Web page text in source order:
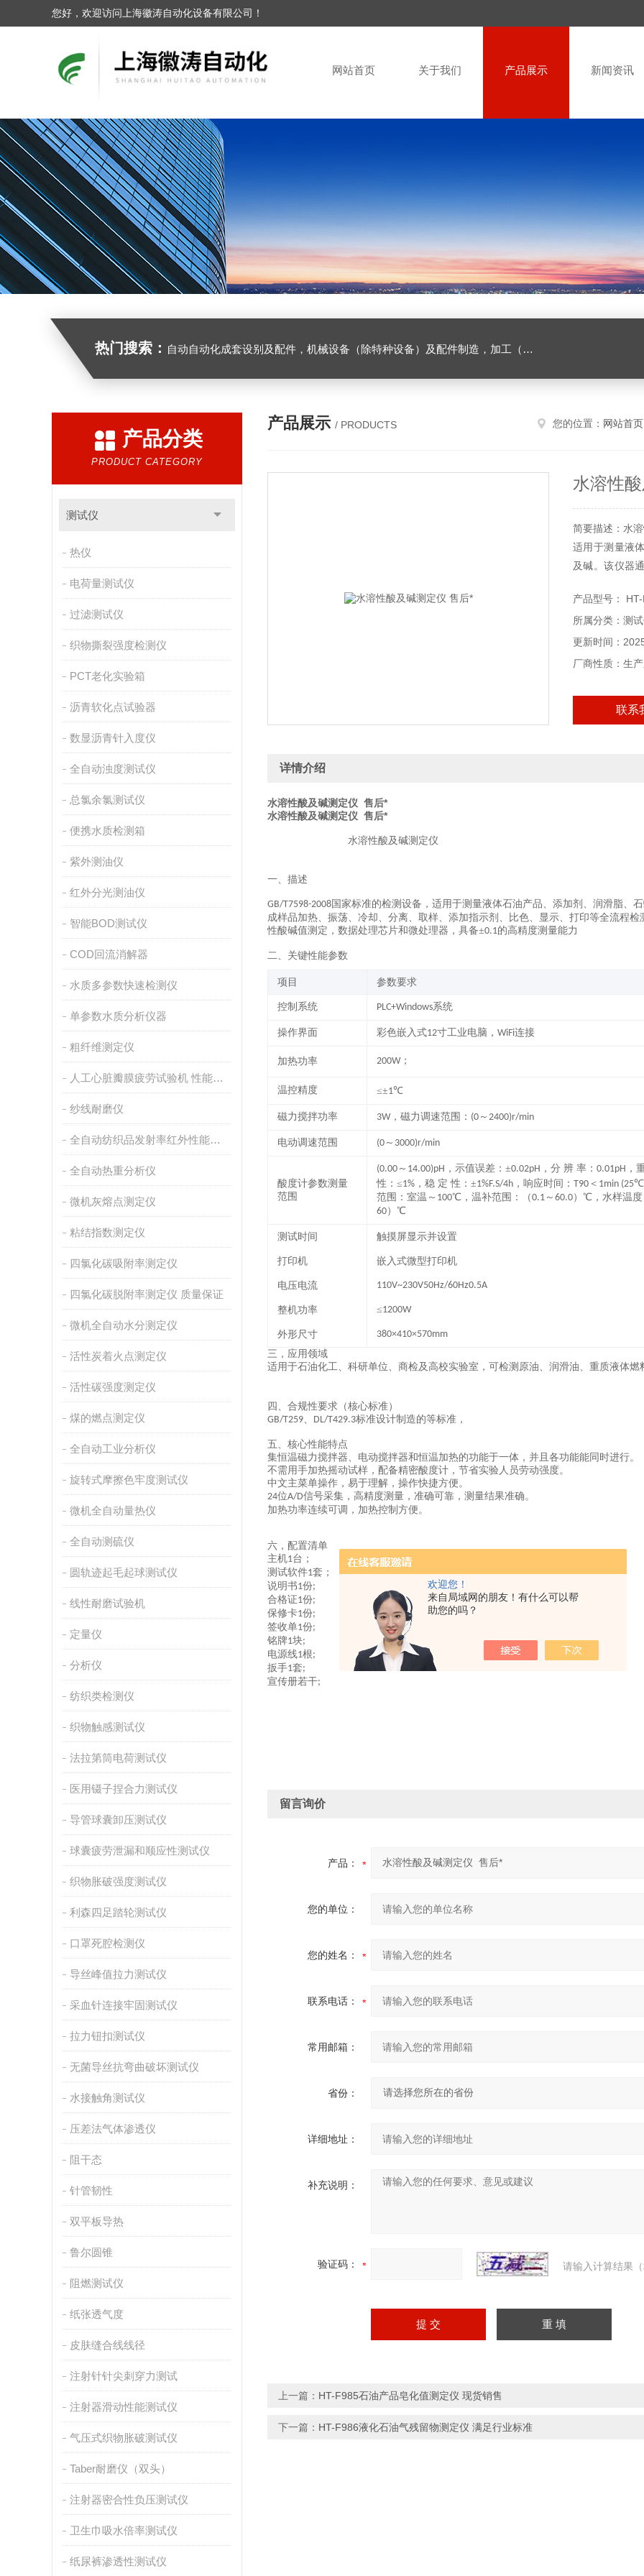
欢迎您！
来自局域网的朋友！有什么可以帮
助您的吗？
您好，欢迎访问上海徽涛自动化设备有限公司！
网站首页 关于我们 产品展示 新闻资讯
热门搜索： 自动自动化成套设别及配件，机械设备（除特种设备）及配件制造，加工（以上限分支机构经营），设计，批发，零售，模具，五金制品，工具加工（限分支机构经营），设计，批发，零售。五金交电，金属材料，金属制品，不锈钢制品，建筑材料，钢材，橡塑制品，环保设备，润滑剂，汽车配件，摩托车配件的批发，零售。（企业经营涉及行政许可的，凭许可证件经营）化成套设别及配件，机械设备（除特种设备）及配件制造，加工（以上限分支机构经营），设计，批发，零售，模具，五金制品，工具加工（限分支机构经营），设计，批发，零售。五金交电，金属材料，金属制品，不锈钢制品，建筑材料，钢材，橡塑制品，环保设备，润滑剂，汽车配件，摩托车配件的批发，零售。（企业经营涉及行政许可的，凭许可证件经营）
产品分类
PRODUCT CATEGORY
测试仪
热仪
电荷量测试仪
过滤测试仪
织物撕裂强度检测仪
PCT老化实验箱
沥青软化点试验器
数显沥青针入度仪
全自动浊度测试仪
总氯余氯测试仪
便携水质检测箱
紫外测油仪
红外分光测油仪
智能BOD测试仪
COD回流消解器
水质多参数快速检测仪
单参数水质分析仪器
粗纤维测定仪
人工心脏瓣膜疲劳试验机 性能稳定
纱线耐磨仪
全自动纺织品发射率红外性能分析
全自动热重分析仪
微机灰熔点测定仪
粘结指数测定仪
四氯化碳吸附率测定仪
四氯化碳脱附率测定仪 质量保证
微机全自动水分测定仪
活性炭着火点测定仪
活性碳强度测定仪
煤的燃点测定仪
全自动工业分析仪
旋转式摩擦色牢度测试仪
微机全自动量热仪
全自动测硫仪
圆轨迹起毛起球测试仪
线性耐磨试验机
定量仪
分析仪
纺织类检测仪
织物触感测试仪
法拉第筒电荷测试仪
医用镊子捏合力测试仪
导管球囊卸压测试仪
球囊疲劳泄漏和顺应性测试仪
织物胀破强度测试仪
利森四足踏轮测试仪
口罩死腔检测仪
导丝峰值拉力测试仪
采血针连接牢固测试仪
拉力钮扣测试仪
无菌导丝抗弯曲破坏测试仪
水接触角测试仪
压差法气体渗透仪
阻干态
针管韧性
双平板导热
鲁尔圆锥
阻燃测试仪
纸张透气度
皮肤缝合线线径
注射针针尖刺穿力测试
注射器滑动性能测试仪
气压式织物胀破测试仪
Taber耐磨仪（双头）
注射器密合性负压测试仪
卫生巾吸水倍率测试仪
纸尿裤渗透性测试仪
产品展示 / PRODUCTS 您的位置： 网站首页
水溶性
简要描述：水
适用于测量液
及碱。该仪器
滑脂、添加剂
±0.1的高精度测
产品型号：
所属分类：测
更新时间：
厂商性质：生
联系
详情介绍
水溶性酸及碱测定仪 售后*
水溶性酸及碱测定仪 售后*
水溶性酸及碱测定仪
一、 描述
GB/T7598-2008 国家标准的检测设备，适用于测量液体石油产品、添加剂、润滑脂、
成样品加热、振荡、冷却、分离、取样、添加指示剂、比色、显示、打印等全流程
性酸碱值测定，数据处理芯片和微处理器，具备±0.1的高精度测量能力
二、关键性能参数
项目 参数要求
控制系统 PLC+Windows系统
操作界面 彩色嵌入式12寸工业电脑， WiFi连接
加热功率 200W；
温控精度 ≤±1℃
磁力搅拌功率 3W，磁力调速范围： (0 ～ 2400)r/min
电动调速范围 (0 ～ 3000)r/min
酸度计参数测量
范围
(0.00 ～ 14.00)pH ，示值误差：±0.02pH ，分 辨 率： 0.01pH ，
性：≤1% ，稳 定 性：±1%F.S/4h ，响应时间： T90 ＜ 1min (25℃
范围：室温～ 100℃，温补范围：（0.1 ～ 60.0）℃，水样温度
60）℃
测试时间 触摸屏显示并设置
打印机 嵌入式微型打印机
电压电流 110V~230V50Hz/60Hz0.5A
整机功率 ≤1200W
外形尺寸 380×410×570mm
三， 应用领域
适用于石油化工、科研单位、商检及高校实验室，可检测原油、润滑油、重质液体燃
四、 合规性要求（核心标准）
GB/T259、 DL/T429.3标准设计制造的等标准，
五、 核心性能特点
集恒温磁力搅拌器、电动搅拌器和恒温加热的功能于一体，并且各功能能同时进行。
不需用手加热摇动试样，配备精密酸度计，节省实验人员劳动强度。
中文主菜单操作，易于理解，操作快捷方便。
24位A/D信号采集，高精度测量，准确可靠，测量结果准确。
加热功率连续可调，加热控制方便。
六，配置清单
主机1台；
测试软件1套；
说明书1份;
合格证1份;
保修卡1份;
签收单1份;
铭牌1块;
电源线1根;
扳手1套;
宣传册若干;
留言询价
产品：
您的单位：
您的姓名：
联系电话：
常用邮箱：
省份：
详细地址：
补充说明：
验证码： 请输入计算结果
上一篇： HT-F985石油产品皂化值测定仪 现货销售
下一篇： HT-F986液化石油气残留物测定仪 满足行业标准